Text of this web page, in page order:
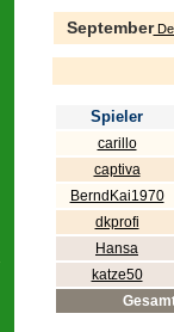
September
Spieler
carillo
captiva
BerndKai1970
dkprofi
Hansa
katze50